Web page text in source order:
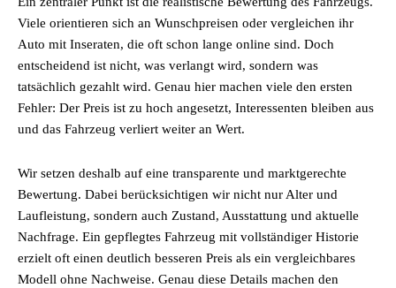
Viele orientieren sich an Wunschpreisen oder vergleichen ihr
Auto mit Inseraten, die oft schon lange online sind. Doch
entscheidend ist nicht, was verlangt wird, sondern was
tatsächlich gezahlt wird. Genau hier machen viele den ersten
Fehler: Der Preis ist zu hoch angesetzt, Interessenten bleiben aus
und das Fahrzeug verliert weiter an Wert.
Wir setzen deshalb auf eine transparente und marktgerechte
Bewertung. Dabei berücksichtigen wir nicht nur Alter und
Laufleistung, sondern auch Zustand, Ausstattung und aktuelle
Nachfrage. Ein gepflegtes Fahrzeug mit vollständiger Historie
erzielt oft einen deutlich besseren Preis als ein vergleichbares
Modell ohne Nachweise. Genau diese Details machen den